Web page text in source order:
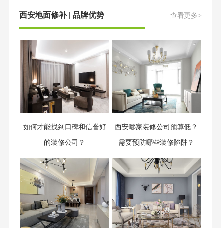
西安地面修补 | 品牌优势 查看更多>
如何才能找到口碑和信誉好
的装修公司？
西安哪家装修公司预算低？
需要预防哪些装修陷阱？